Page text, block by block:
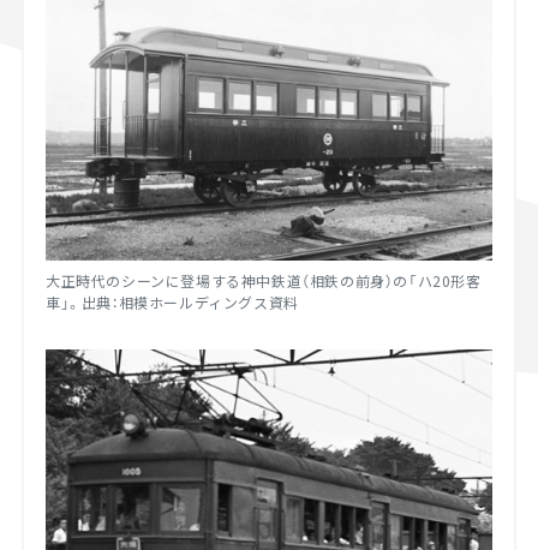
大正時代のシーンに登場する神中鉄道（相鉄の前身）の「ハ20形客
車」。出典：相模ホールディングス資料